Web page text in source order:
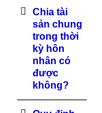
Chia tài
sản chung
trong thời
kỳ hôn
nhân có
được
không?